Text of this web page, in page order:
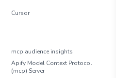
Cursor
mcp audience insights
Apify Model Context Protocol
(mcp) Server